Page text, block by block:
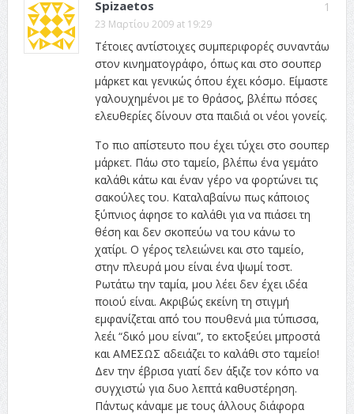
1
Spizaetos
23 Μαρτίου 2009 at 19:29
Τέτοιες αντίστοιχες συμπεριφορές συναντάω
στον κινηματογράφο, όπως και στο σουπερ
μάρκετ και γενικώς όπου έχει κόσμο. Είμαστε
γαλουχημένοι με το θράσος, βλέπω πόσες
ελευθερίες δίνουν στα παιδιά οι νέοι γονείς.
Το πιο απίστευτο που έχει τύχει στο σουπερ
μάρκετ. Πάω στο ταμείο, βλέπω ένα γεμάτο
καλάθι κάτω και έναν γέρο να φορτώνει τις
σακούλες του. Καταλαβαίνω πως κάποιος
ξύπνιος άφησε το καλάθι για να πιάσει τη
θέση και δεν σκοπεύω να του κάνω το
χατίρι. Ο γέρος τελειώνει και στο ταμείο,
στην πλευρά μου είναι ένα ψωμί τοστ.
Ρωτάτω την ταμία, μου λέει δεν έχει ιδέα
ποιού είναι. Ακριβώς εκείνη τη στιγμή
εμφανίζεται από του πουθενά μια τύπισσα,
λεέι “δικό μου είναι”, το εκτοξεύει μπροστά
και ΑΜΕΣΩΣ αδειάζει το καλάθι στο ταμείο!
Δεν την έβρισα γιατί δεν άξιζε τον κόπο να
συγχιστώ για δυο λεπτά καθυστέρηση.
Πάντως κάναμε με τους άλλους διάφορα